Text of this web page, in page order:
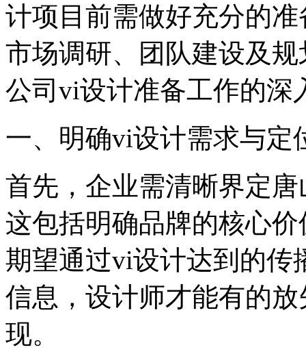
计项目前需做好充分的
市场调研、团队建设及
公司vi设计准备工作的深
一、明确vi设计需求与定
首先，企业需清晰界定
这包括明确品牌的核心
期望通过vi设计达到的传
信息，设计师才能有的
现。